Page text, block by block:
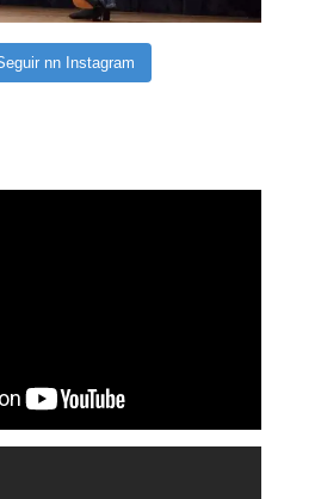
nn Instagram